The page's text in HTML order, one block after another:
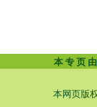
本 专 页
本网页版